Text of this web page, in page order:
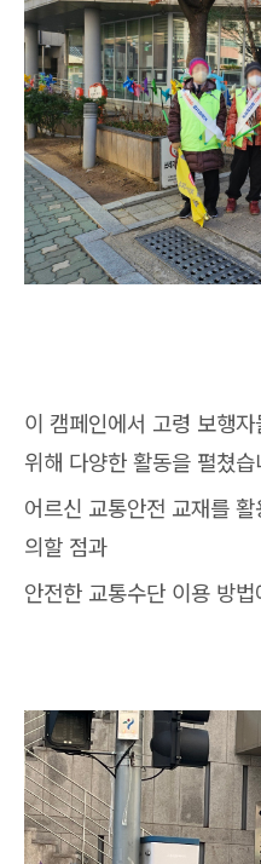
이 캠페인에서 고령 보행
위해 다양한 활동을 펼쳤습
어르신 교통안전 교재를
의할 점과
안전한 교통수단 이용 방